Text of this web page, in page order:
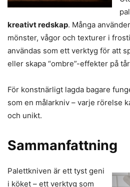
kreativt redskap. Många
mönster, vågor och texturer i
användas som ett verktyg för att
eller skapa “ombre”-effekter på
För konstnärligt lagda bagare
som en målarkniv – varje rörelse
och unikt.
Sammanfattning
Palettkniven är ett tyst geni
i köket – ett verktyg som